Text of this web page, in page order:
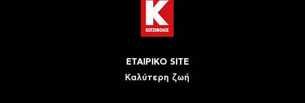
ΕΤΑΙΡΙΚΟ SITE
Καλύτερη ζωή